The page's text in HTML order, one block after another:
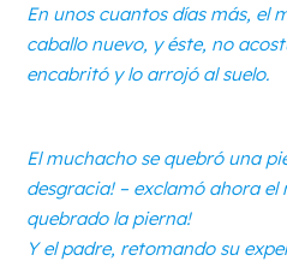
En unos cuantos días más, el
caballo nuevo, y éste, no
encabritó y lo arrojó al suelo.
El muchacho se quebró una
desgracia! – exclamó ahora el
quebrado la pierna!
Y el padre, retomando su